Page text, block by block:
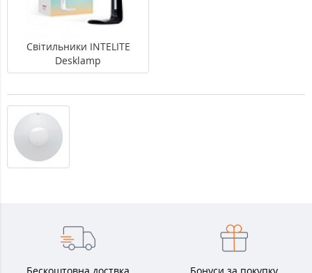
Світильники INTELITE
Desklamp